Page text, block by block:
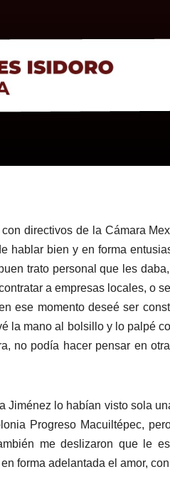
directivos de la Cámara
hablar bien y en forma
trato personal que les
a empresas locales, o
ese momento deseé ser
la mano al bolsillo y lo palpé
no podía hacer pensar en
Jiménez lo habían visto sola
Progreso Macuiltépec,
me deslizaron que le
forma adelantada el amor,